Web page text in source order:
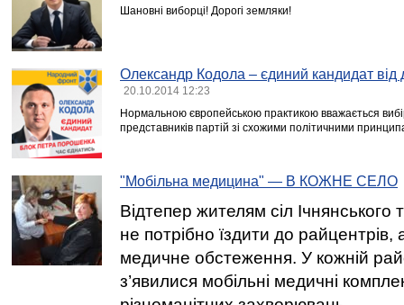
Шановні виборці! Дорогі земляки!
Олександр Кодола – єдиний кандидат від
20.10.2014 12:23
Нормальною європейською практикою вважається
представників партій зі схожими політичними
"Мобільна медицина" — В КОЖНЕ СЕЛО
Відтепер жителям сіл Ічнянського
не потрібно їздити до райцентрів,
медичне обстеження. У кожній
з’явилися мобільні медичні